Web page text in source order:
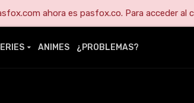
ahora es pasfox.co. Para acceder al
ANIMES ¿PROBLEMAS?